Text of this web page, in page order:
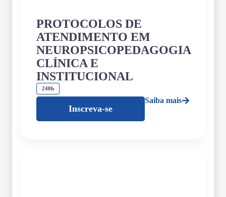
PROTOCOLOS DE
ATENDIMENTO EM
NEUROPSICOPEDAGOGIA
CLÍNICA E
INSTITUCIONAL
240h
Inscreva-se
Saiba mais